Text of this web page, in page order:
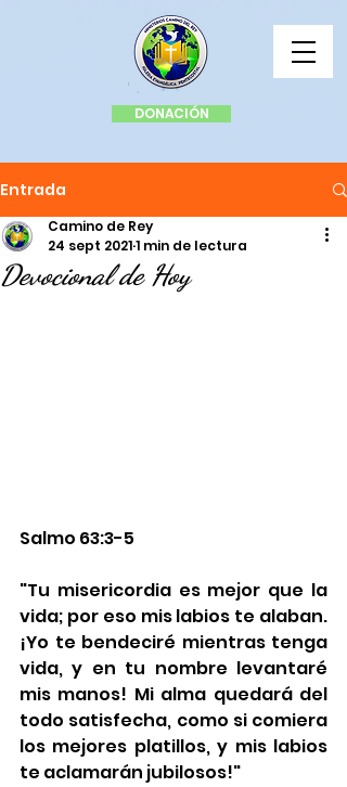
DONACIÓN
Entrada
Devocional de Hoy
Camino de Rey
24 sept 20211 min de lectura
Salmo 63:3-5
"Tu misericordia es mejor que la
vida; por eso mis labios te alaban.
¡Yo te bendeciré mientras tenga
vida, y en tu nombre levantaré
mis manos! Mi alma quedará del
todo satisfecha, como si comiera
los mejores platillos, y mis labios
te aclamarán jubilosos!"